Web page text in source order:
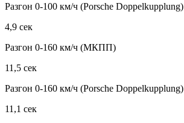
Разгон 0-100 км/ч (Porsche Doppelkupplung)
4,9 сек
Разгон 0-160 км/ч (МКПП)
11,5 сек
Разгон 0-160 км/ч (Porsche Doppelkupplung)
11,1 сек